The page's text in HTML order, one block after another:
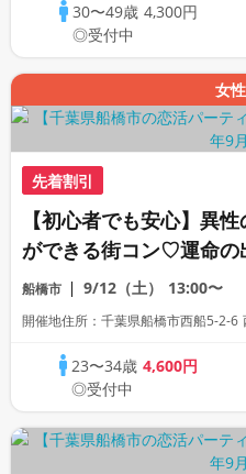
30〜49歳 4,300円
◎受付中
女
先着割引
【初心者でも安心】異
ができる街コン♡運命の
♡《連絡先自由交換》
船橋市 9/12（土） 13:00〜
開催地住所：千葉県船橋市西船5-2-6
23〜34歳4,600円
◎受付中